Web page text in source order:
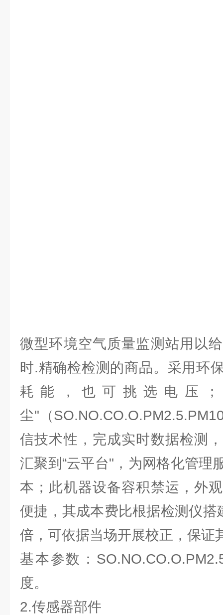
微型环境空气质量监测站用以
时.精确检检测的商品。采用环
耗能，也可挑选电压
尘"（
信技术性，完成实时数据检测
汇聚到“云平台"，为网格化管理
本；此机器设备容积禁运，外
便捷，其成本费比根据检测仪搭
倍，可依据当场开展校正，保证
基本参数：
度。
2.传感器部件